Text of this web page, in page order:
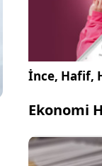
İnce, Hafif,
Ekonomi